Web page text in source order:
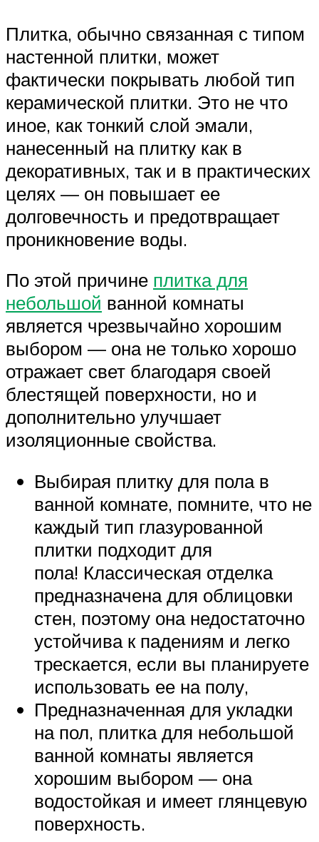
Плитка, обычно связанная с типом
настенной плитки, может
фактически покрывать любой тип
керамической плитки. Это не что
иное, как тонкий слой эмали,
нанесенный на плитку как в
декоративных, так и в практических
целях — он повышает ее
долговечность и предотвращает
проникновение воды.
По этой причине плитка для
небольшой ванной комнаты
является чрезвычайно хорошим
выбором — она ​​не только хорошо
отражает свет благодаря своей
блестящей поверхности, но и
дополнительно улучшает
изоляционные свойства.
Выбирая плитку для пола в
ванной комнате, помните, что не
каждый тип глазурованной
плитки подходит для
пола! Классическая отделка
предназначена для облицовки
стен, поэтому она недостаточно
устойчива к падениям и легко
трескается, если вы планируете
использовать ее на полу,
Предназначенная для укладки
на пол, плитка для небольшой
ванной комнаты является
хорошим выбором — она ​​
водостойкая и имеет глянцевую
поверхность.